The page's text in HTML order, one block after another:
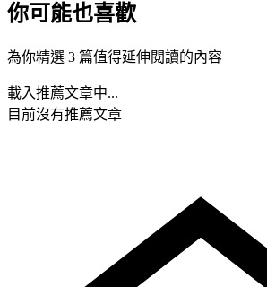
你可能也喜歡
為你精選 3 篇值得延伸閱讀的內容
載入推薦文章中...
目前沒有推薦文章